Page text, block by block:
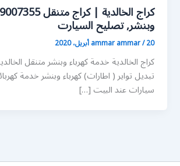
وبنشر, تصليح السيارت
ammar ammar/20 أبريل، 2020
كراج الخالدية خدمة كهرباء وبنشر متنقل
تبديل تواير ( اطارات) كهرباء وبنشر خدمة
سيارات عند البيت […]